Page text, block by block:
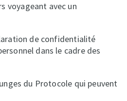
voyageant avec un
de confidentialité
dans le cadre des
du Protocole qui peuvent